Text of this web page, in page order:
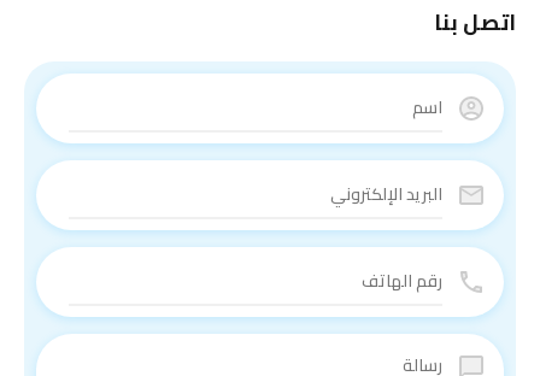
اتصل بنا